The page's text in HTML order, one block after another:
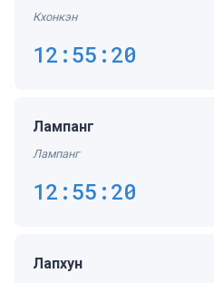
Кхонкэн
12:55:20
Лампанг
Лампанг
12:55:20
Лапхун